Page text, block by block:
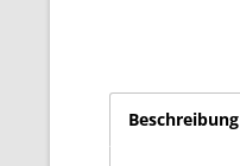
Beschreibung